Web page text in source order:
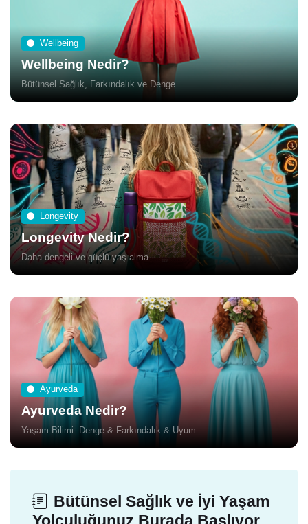
Wellbeing
Wellbeing Nedir?
Bütünsel Sağlık, Farkındalık ve Denge
Longevity
Longevity Nedir?
Daha dengeli ve güçlü yaş alma.
Ayurveda
Ayurveda Nedir?
Yaşam Bilimi: Denge & Farkındalık & Uyum
Bütünsel Sağlık ve İyi Yaşam
Yolculuğunuz Burada Başlıyor.